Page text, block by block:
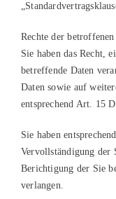
Rechte der betroffenen
Sie haben das Recht,
betreffende Daten
Daten sowie auf
entsprechend Art. 15
Sie haben
Vervollständigung der
Berichtigung der Sie
verlangen.